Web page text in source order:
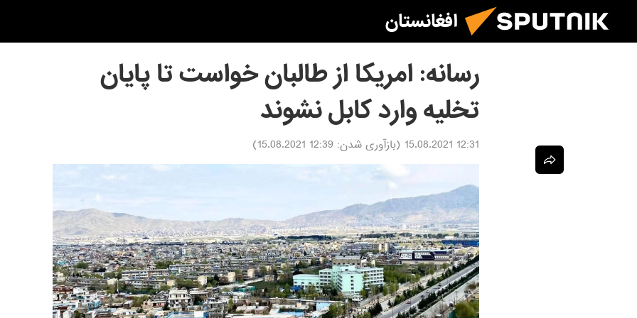
افغانستان
رسانه: امریکا از طالبان خواست تا پایان
تخلیه وارد کابل نشوند
12:31 15.08.2021 (بازآوری شدن: 12:39 15.08.2021
)